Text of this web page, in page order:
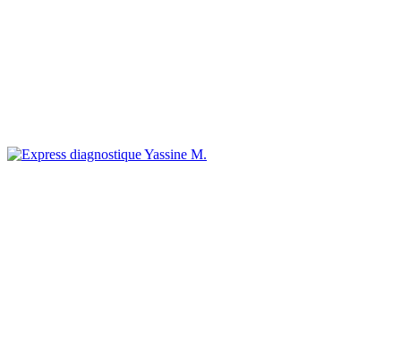
Yassine M.